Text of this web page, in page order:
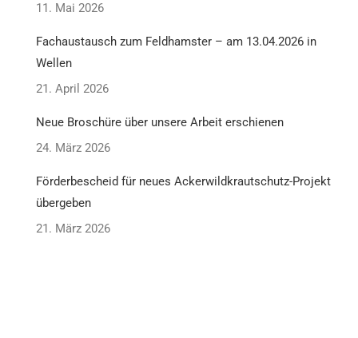
11. Mai 2026
Fachaustausch zum Feldhamster – am 13.04.2026 in
Wellen
21. April 2026
Neue Broschüre über unsere Arbeit erschienen
24. März 2026
Förderbescheid für neues Ackerwildkrautschutz-Projekt
übergeben
21. März 2026